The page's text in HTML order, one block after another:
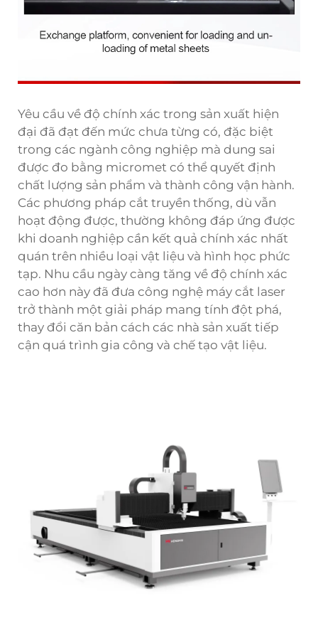
Yêu cầu về độ chính xác trong sản xuất hiện
đại đã đạt đến mức chưa từng có, đặc biệt
trong các ngành công nghiệp mà dung sai
được đo bằng micromet có thể quyết định
chất lượng sản phẩm và thành công vận hành.
Các phương pháp cắt truyền thống, dù vẫn
hoạt động được, thường không đáp ứng được
khi doanh nghiệp cần kết quả chính xác nhất
quán trên nhiều loại vật liệu và hình học phức
tạp. Nhu cầu ngày càng tăng về độ chính xác
cao hơn này đã đưa công nghệ máy cắt laser
trở thành một giải pháp mang tính đột phá,
thay đổi căn bản cách các nhà sản xuất tiếp
cận quá trình gia công và chế tạo vật liệu.